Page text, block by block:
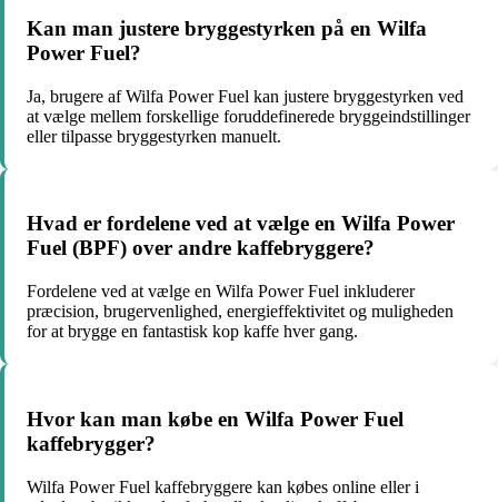
Kan man justere bryggestyrken på en Wilfa
Power Fuel?
Ja, brugere af Wilfa Power Fuel kan justere bryggestyrken ved
at vælge mellem forskellige foruddefinerede bryggeindstillinger
eller tilpasse bryggestyrken manuelt.
Hvad er fordelene ved at vælge en Wilfa Power
Fuel (BPF) over andre kaffebryggere?
Fordelene ved at vælge en Wilfa Power Fuel inkluderer
præcision, brugervenlighed, energieffektivitet og muligheden
for at brygge en fantastisk kop kaffe hver gang.
Hvor kan man købe en Wilfa Power Fuel
kaffebrygger?
Wilfa Power Fuel kaffebryggere kan købes online eller i